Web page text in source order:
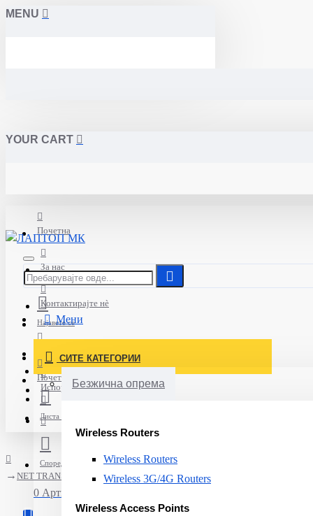
MENU
YOUR CART
Почетна
За нас
Контактирајте нè
Постави нарачка
Испорака
Најавете се
Нов корисник
Листа на желби
Спореди
0 Артикли - 0ден.
Мени
СИТЕ КАТЕГОРИИ
Безжична опрема
Wireless Routers
Wireless Routers
Wireless 3G/4G Routers
Wireless Access Points
Почетна
NET TRANSCEIVER SFP/S-31DLC20D MIKROTIK